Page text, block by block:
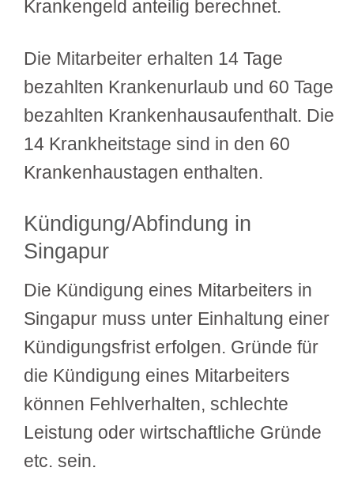
Krankengeld anteilig berechnet.
Die Mitarbeiter erhalten 14 Tage
bezahlten Krankenurlaub und 60 Tage
bezahlten Krankenhausaufenthalt. Die
14 Krankheitstage sind in den 60
Krankenhaustagen enthalten.
Kündigung/Abfindung in
Singapur
Die Kündigung eines Mitarbeiters in
Singapur muss unter Einhaltung einer
Kündigungsfrist erfolgen. Gründe für
die Kündigung eines Mitarbeiters
können Fehlverhalten, schlechte
Leistung oder wirtschaftliche Gründe
etc. sein.